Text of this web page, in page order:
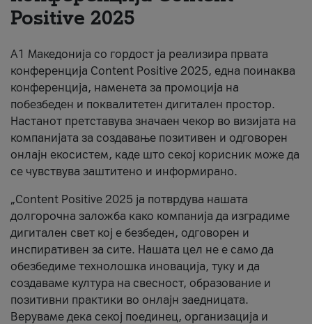
Positive 2025
А1 Македонија со гордост ја реализира првата
конференција Content Positive 2025, една поинаква
конференција, наменета за промоција на
побезбеден и поквалитетен дигитален простор.
Настанот претставува значаен чекор во визијата на
компанијата за создавање позитивен и одговорен
онлајн екосистем, каде што секој корисник може да
се чувствува заштитено и информирано.
„Content Positive 2025 ја потврдува нашата
долгорочна заложба како компанија да изградиме
дигитален свет кој е безбеден, одговорен и
инспиративен за сите. Нашата цел не е само да
обезбедиме технолошка иновација, туку и да
создаваме култура на свесност, образование и
позитивни практики во онлајн заедницата.
Веруваме дека секој поединец, организација и